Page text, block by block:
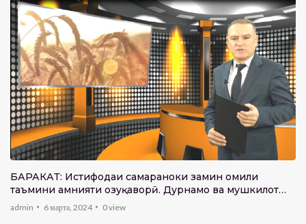
БАРАКАТ: Истифодаи самараноки замин омили
таъмини амнияти озуқаворӣ. Дурнамо ва мушкилот…
admin 6 марта, 2024 0view